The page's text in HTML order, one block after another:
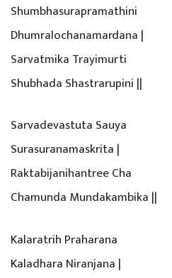
Shumbhasurapramathini
Dhumralochanamardana |
Sarvatmika Trayimurti
Shubhada Shastrarupini ||
Sarvadevastuta Sauya
Surasuranamaskrita |
Raktabijanihantree Cha
Chamunda Mundakambika ||
Kalaratrih Praharana
Kaladhara Niranjana |